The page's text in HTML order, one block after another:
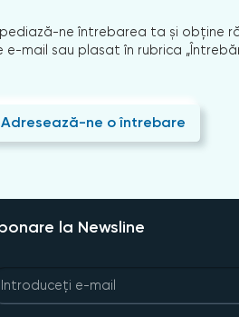
ne întrebarea ta și obține
e-mail sau plasat în rubrica
Adresează-ne o întrebare
la Newsline